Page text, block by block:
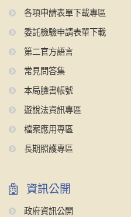
各項申請表單下載專區
委託檢驗申請表單下載
第二官方語言
常見問答集
本局臉書帳號
遊說法資訊專區
檔案應用專區
長期照護專區
資訊公開
政府資訊公開